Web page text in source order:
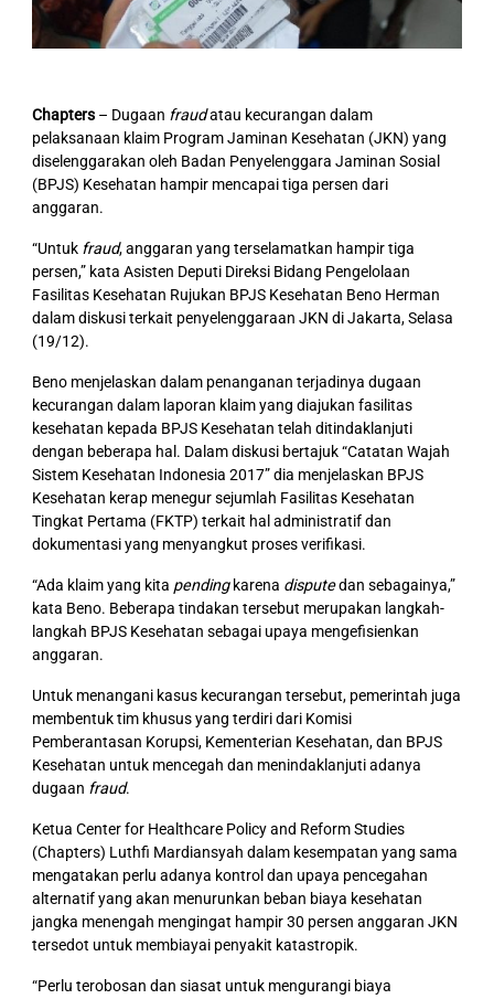
Chapters– Dugaan fraudatau kecurangan dalam
pelaksanaan klaim Program Jaminan Kesehatan (JKN) yang
diselenggarakan oleh Badan Penyelenggara Jaminan Sosial
(BPJS) Kesehatan hampir mencapai tiga persen dari
anggaran.
“Untuk fraud, anggaran yang terselamatkan hampir tiga
persen,” kata Asisten Deputi Direksi Bidang Pengelolaan
Fasilitas Kesehatan Rujukan BPJS Kesehatan Beno Herman
dalam diskusi terkait penyelenggaraan JKN di Jakarta, Selasa
(19/12).
Beno menjelaskan dalam penanganan terjadinya dugaan
kecurangan dalam laporan klaim yang diajukan fasilitas
kesehatan kepada BPJS Kesehatan telah ditindaklanjuti
dengan beberapa hal. Dalam diskusi bertajuk “Catatan Wajah
Sistem Kesehatan Indonesia 2017” dia menjelaskan BPJS
Kesehatan kerap menegur sejumlah Fasilitas Kesehatan
Tingkat Pertama (FKTP) terkait hal administratif dan
dokumentasi yang menyangkut proses verifikasi.
“Ada klaim yang kita pendingkarena disputedan sebagainya,”
kata Beno. Beberapa tindakan tersebut merupakan langkah-
langkah BPJS Kesehatan sebagai upaya mengefisienkan
anggaran.
Untuk menangani kasus kecurangan tersebut, pemerintah juga
membentuk tim khusus yang terdiri dari Komisi
Pemberantasan Korupsi, Kementerian Kesehatan, dan BPJS
Kesehatan untuk mencegah dan menindaklanjuti adanya
dugaan fraud.
Ketua Center for Healthcare Policy and Reform Studies
(Chapters) Luthfi Mardiansyah dalam kesempatan yang sama
mengatakan perlu adanya kontrol dan upaya pencegahan
alternatif yang akan menurunkan beban biaya kesehatan
jangka menengah mengingat hampir 30 persen anggaran JKN
tersedot untuk membiayai penyakit katastropik.
“Perlu terobosan dan siasat untuk mengurangi biaya